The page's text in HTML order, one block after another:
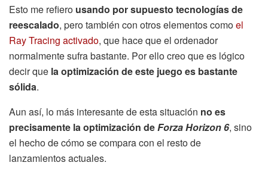
Esto me refiero usando por supuesto tecnologías de
reescalado, pero también con otros elementos comoel
Ray Tracing activado, que hace que el ordenador
normalmente sufra bastante. Por ello creo que es lógico
decir que la optimización de este juego es bastante
sólida.
Aun así, lo más interesante de esta situación no es
precisamente la optimización deForza Horizon 6, sino
el hecho de cómo se compara con el resto de
lanzamientos actuales.